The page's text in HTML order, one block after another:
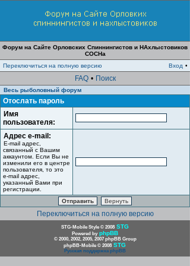
Форум на Сайте Орловских Спиннингистов и НАхлыстовиков
СОСНа
Переключиться на полную версию
Вход •
FAQ • Поиск
Весь рыболовный форум
Отослать пароль
Имя
пользователя:
Адрес e-mail:
E-mail адрес,
связанный с Вашим
аккаунтом. Если Вы не
изменили его в центре
пользователя, то это
e-mail адрес,
указанный Вами при
регистрации.
Переключиться на полную версию
STG-Mobile Style © 2008 STG
Powered by phpBB
© 2000, 2002, 2005, 2007 phpBB Group
phpBB-Mobile © 2008 STG
Русская поддержка phpBB